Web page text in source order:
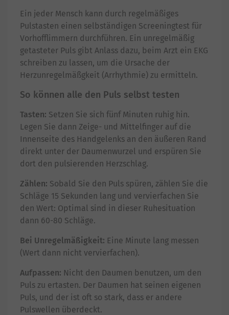
Ein jeder Mensch kann durch regelmäßiges
Pulstasten einen selbständigen Screeningtest für
Vorhofflimmern durchführen. Ein unregelmäßig
getasteter Puls gibt Anlass dazu, beim Arzt ein EKG
schreiben zu lassen, um die Ursache der
Herzunregelmäßgkeit (Arrhythmie) zu ermitteln.
So können alle den Puls selbst testen
Tasten: Setzen Sie sich fünf Minuten ruhig hin.
Legen Sie dann Zeige- und Mittelfinger auf die
Innenseite des Handgelenks an den äußeren Rand
direkt unter der Daumenwurzel und erspüren Sie
dort den pulsierenden Herzschlag.
Zählen: Sobald Sie den Puls spüren, zählen Sie die
Schläge 15 Sekunden lang und vervierfachen Sie
den Wert: Optimal sind in dieser Ruhesituation
dann 60-80 Schläge.
Bei Unregelmäßigkeit: Eine Minute lang messen
(Wert dann nicht vervierfachen).
Aufpassen: Nicht den Daumen benutzen, um den
Puls zu ertasten. Der Daumen hat seinen eigenen
Puls, und der ist oft so stark, dass er andere
Pulswellen überdeckt.